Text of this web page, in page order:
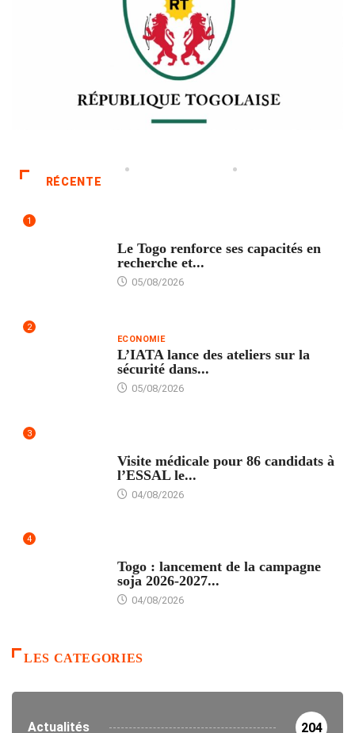
RÉCENTE
1
Le Togo renforce ses capacités en
recherche et...
05/08/2026
2
ECONOMIE
L’IATA lance des ateliers sur la
sécurité dans...
05/08/2026
3
Visite médicale pour 86 candidats à
l’ESSAL le...
04/08/2026
4
Togo : lancement de la campagne
soja 2026-2027...
04/08/2026
LES CATEGORIES
Actualités 204